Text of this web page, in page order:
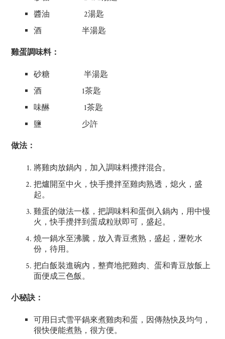
醬油 2湯匙
酒 半湯匙
雞蛋調味料：
砂糖 半湯匙
酒 1茶匙
味醂 1茶匙
鹽 少許
做法：
將雞肉放鍋內，加入調味料攪拌混合。
把爐開至中火，快手攪拌至雞肉熟透，熄火，盛
起。
雞蛋的做法一樣，把調味料和蛋倒入鍋內，用中慢
火，快手攪拌到蛋成粒狀即可，盛起。
燒一鍋水至沸騰，放入青豆煮熟，盛起，瀝乾水
份，待用。
把白飯裝進碗內，整齊地把雞肉、蛋和青豆放飯上
面便成三色飯。
小秘訣：
可用日式雪平鍋來煮雞肉和蛋，因傳熱快及均勻，
很快便能煮熟，很方便。